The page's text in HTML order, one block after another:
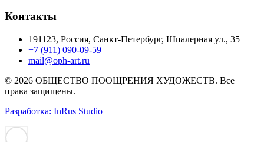
Контакты
191123, Россия, Санкт-Петербург, Шпалерная ул., 35
+7 (911) 090-09-59
mail@oph-art.ru
© 2026 ОБЩЕСТВО ПООЩРЕНИЯ ХУДОЖЕСТВ. Все
права защищены.
Разработка: InRus Studio